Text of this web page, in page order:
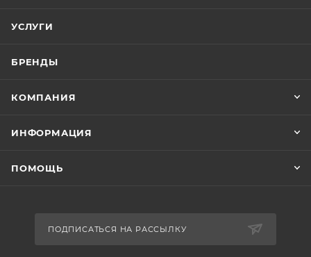
УСЛУГИ
БРЕНДЫ
КОМПАНИЯ
ИНФОРМАЦИЯ
ПОМОЩЬ
ПОДПИСАТЬСЯ НА РАССЫЛКУ